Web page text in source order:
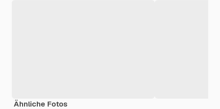
Ähnliche Fotos